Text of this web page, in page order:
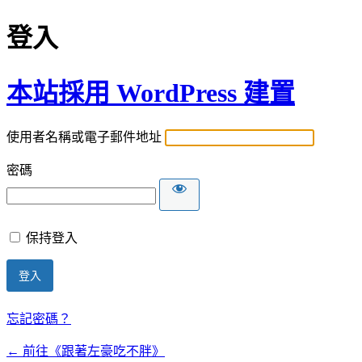
登入
本站採用 WordPress 建置
使用者名稱或電子郵件地址
密碼
保持登入
忘記密碼？
← 前往《跟著左豪吃不胖》